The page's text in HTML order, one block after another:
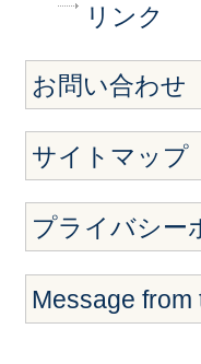
リンク
お問い合わせ
サイトマップ
プライバシー
Message from